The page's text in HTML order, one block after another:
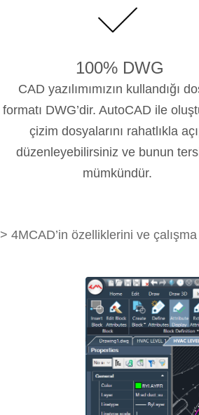
100% DWG
CAD yazılımımızın kullandığı
formatı DWG’dir. AutoCAD ile
çizim dosyalarını rahatlıkla
düzenleyebilirsiniz ve bunun
mümkündür.
> 4MCAD’in özelliklerini ve